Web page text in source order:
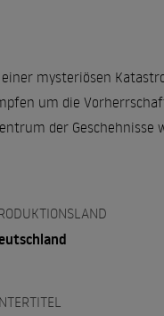
mysteriösen
um die
der